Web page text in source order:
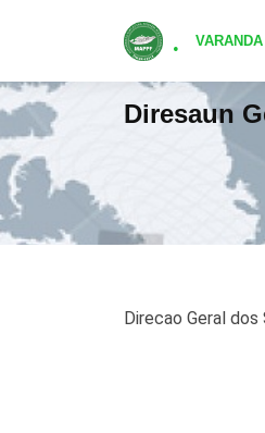
. VARANDA
Diresaun
Direcao Geral